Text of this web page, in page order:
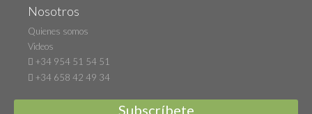
Nosotros
Quienes somos
Videos
+34 954 51 54 51
+34 658 42 49 34
Subscríbete